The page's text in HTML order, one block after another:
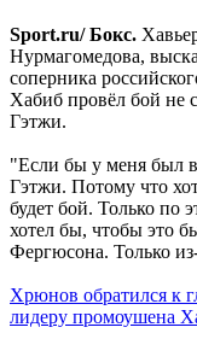
Sport.ru/ Бокс.
Нурмагомедова,
соперника
Хабиб провёл бой не
Гэтжи.
"Если бы у меня был
Гэтжи. Потому что
будет бой. Только по
хотел бы, чтобы это
Фергюсона. Только из-
Хрюнов обратился к
лидеру промоушена